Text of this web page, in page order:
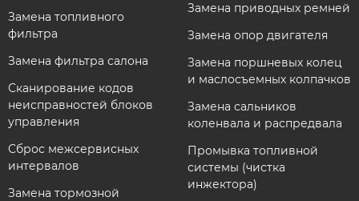
Замена топливного
фильтра
Замена фильтра салона
Сканирование кодов
неисправностей блоков
управления
Сброс межсервисных
интервалов
Замена тормозной
Замена приводных ремней
Замена опор двигателя
Замена поршневых колец
и маслосъемных колпачков
Замена сальников
коленвала и распредвала
Промывка топливной
системы (чистка
инжектора)